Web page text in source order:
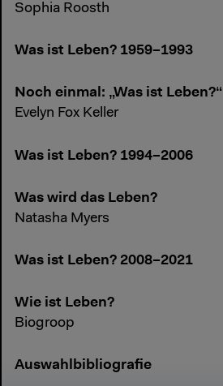
Sophia Roosth
Was ist Leben? 1959–1993
Noch einmal: „Was ist Leben?“
Evelyn Fox Keller
Was ist Leben? 1994–2006
Was wird das Leben?
Natasha Myers
Was ist Leben? 2008–2021
Wie ist Leben?
Biogroop
Auswahlbibliografie